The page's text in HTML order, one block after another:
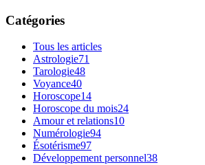
Catégories
Tous les articles
Astrologie71
Tarologie48
Voyance40
Horoscope14
Horoscope du mois24
Amour et relations10
Numérologie94
Ésotérisme97
Développement personnel38